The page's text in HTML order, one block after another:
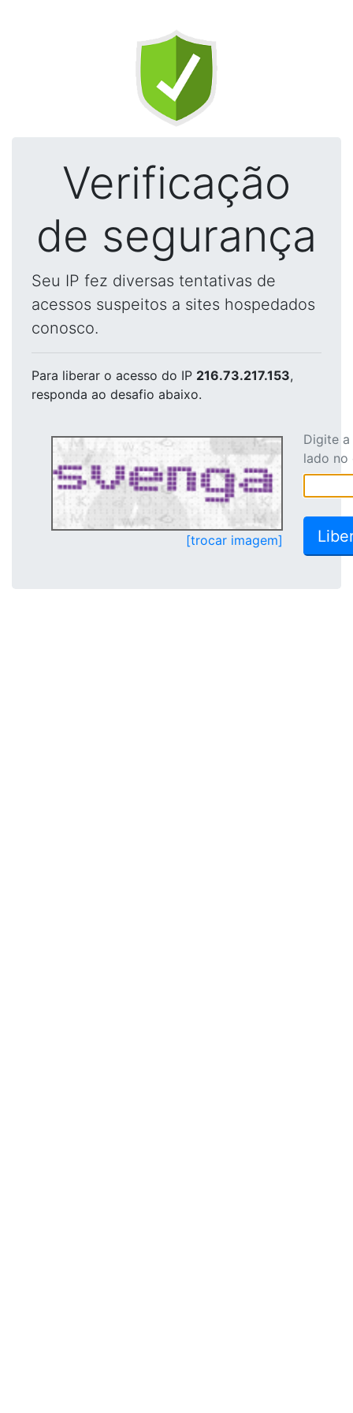
Verificação
de segurança
Seu IP fez diversas tentativas de
acessos suspeitos a sites hospedados
conosco.
Para liberar o acesso do IP 216.73.217.153,
responda ao desafio abaixo.
[trocar imagem]
Digite
lado no